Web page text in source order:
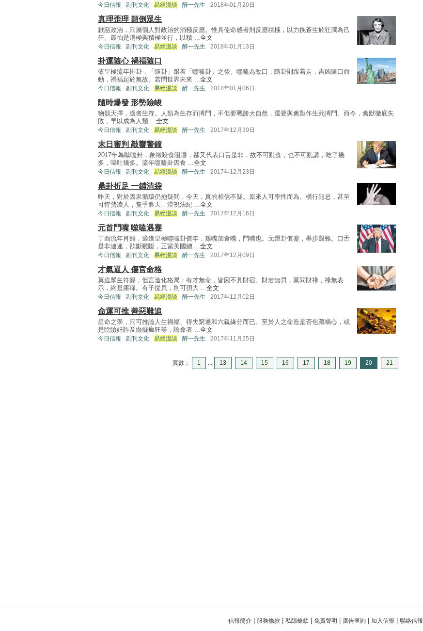
今日信報 副刊文化 易經漫談 醉一先生 2018年01月20日
真理歪理 顛倒眾生
厭惡政治，只屬個人對政治的消極反應。惟具使命感者則反應積極，以力挽蒼生於狂瀾為己
任。最怕是消極與積極並行，以積 ... 全文
今日信報 副刊文化 易經漫談 醉一先生 2018年01月13日
卦運隨心 禍福隨口
依皇極流年排卦，「隨卦」跟着「噬嗑卦」之後。噬嗑為動口，隨卦則跟着走，吉凶隨口而
動，禍福起於無故。若問世界未來 ... 全文
今日信報 副刊文化 易經漫談 醉一先生 2018年01月06日
隨時爆發 形勢險峻
物競天擇，適者生存。人類為生存而搏鬥，不但要戰勝大自然，還要與禽獸作生死搏鬥。而今，禽獸徹底失
敗，早以成為人類 ... 全文
今日信報 副刊文化 易經漫談 醉一先生 2017年12月30日
末日審判 敲響警鐘
2017年為噬嗑卦，象徵咬食咀嚼，卻又代表口舌是非，故不可亂食，也不可亂講，吃了幾
多，嘔吐幾多。流年噬嗑卦因食 ... 全文
今日信報 副刊文化 易經漫談 醉一先生 2017年12月23日
鼎卦折足 一鋪清袋
昨天，對於因果循環仍抱疑問，今天，真的相信不疑。原來人可率性而為、橫行無忌，甚至
可恃勢凌人，隻手遮天，漠視法紀 ... 全文
今日信報 副刊文化 易經漫談 醉一先生 2017年12月16日
元首鬥嘴 噬嗑遇蹇
丁酉流年肖雞，適逢皇極噬嗑卦值年，雞嘴加食嘴，鬥嘴也。元運卦值蹇，舉步艱難。口舌
是非連連，欲斷難斷，正當美國總 ... 全文
今日信報 副刊文化 易經漫談 醉一先生 2017年12月09日
才氣逼人 傷官命格
莫道眾生符籙，但言造化格局；有才無命，皆因不見財宿。財若無貝，莫問財祿，祿無表
示，終是庸碌。有子從貝，則可孭大 ... 全文
今日信報 副刊文化 易經漫談 醉一先生 2017年12月02日
命運可推 善惡難追
星命之學，只可推論人生禍福、得失窮通和六親緣分而已。至於人之命造是否包藏禍心，或
是陰險奸詐及癲癡瘋狂等，論命者 ... 全文
今日信報 副刊文化 易經漫談 醉一先生 2017年11月25日
頁數： 1 ... 13 14 15 16 17 18 19 20 21
信報簡介 服務條款 私隱條款 免責聲明 廣告查詢 加入信報 聯絡信報